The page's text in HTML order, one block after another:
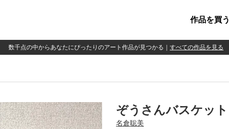
作品を買う
数千点の中からあなたにぴったりのアート作品が見つかる すべての作品を見る
ぞうさんバスケット
名倉聡美